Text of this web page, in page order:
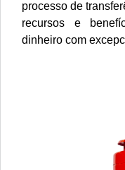
processo de
recursos e
dinheiro com